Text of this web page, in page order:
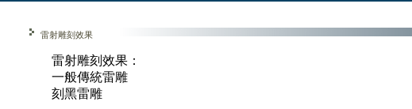
雷射雕刻效果
雷射雕刻效果：
一般傳統雷雕
刻黑雷雕